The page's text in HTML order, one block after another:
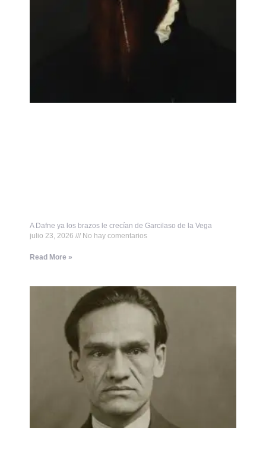
A Dafne ya los brazos le crecían de Garcilaso de la Vega
julio 23, 2026
No hay comentarios
Read More »